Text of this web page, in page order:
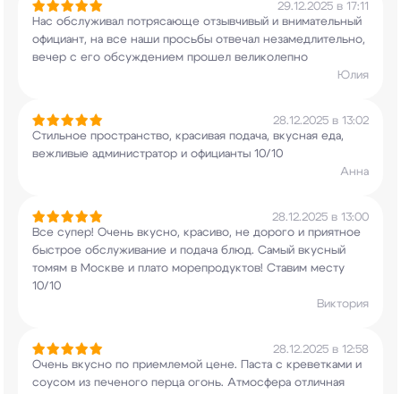
29.12.2025 в 17:11
Нас обслуживал потрясающе отзывчивый и внимательный
официант, на все наши просьбы отвечал незамедлительно,
вечер с его обсуждением прошел великолепно
Юлия
28.12.2025 в 13:02
Стильное пространство, красивая подача, вкусная еда,
вежливые администратор и официанты 10/10
Анна
28.12.2025 в 13:00
Все супер! Очень вкусно, красиво, не дорого и приятное
быстрое обслуживание и подача блюд. Самый вкусный
томям в Москве и плато морепродуктов! Ставим месту
10/10
Виктория
28.12.2025 в 12:58
Очень вкусно по приемлемой цене. Паста с креветками и
соусом из печеного перца огонь. Атмосфера отличная